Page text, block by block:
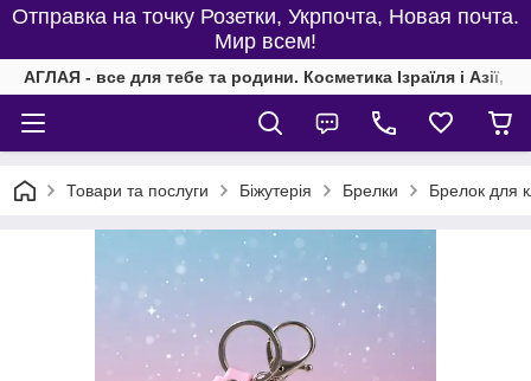
Отправка на точку Розетки, Укрпочта, Новая почта.
Мир всем!
АГЛАЯ - все для тебе та родини. Косметика Ізраїля і Азії,
Товари та послуги Біжутерія Брелки Брелок для